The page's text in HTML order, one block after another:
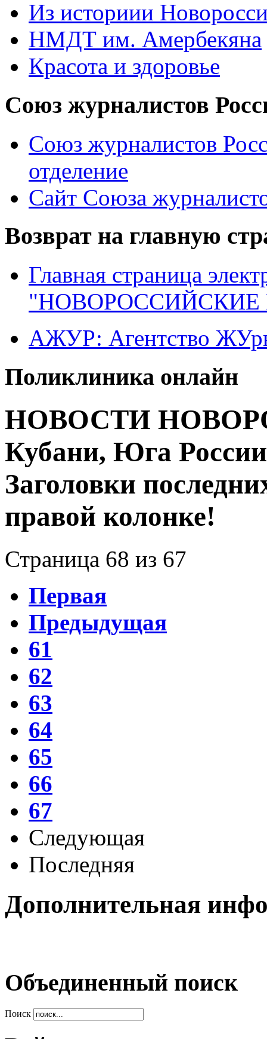
Из историии
НМДТ им. Амербекяна
Красота и здоровье
Союз журналистов
Союз журналистов
отделение
Сайт Союза
Возврат на главную
Главная страница
"НОВОРОССИЙСКИЕ
АЖУР: Агентство
Поликлиника онлайн
НОВОСТИ
Кубани, Юга
Заголовки
правой колонке!
Страница 68 из 67
Первая
Предыдущая
61
62
63
64
65
66
67
Следующая
Последняя
Дополнительная
Объединенный поиск
Поиск